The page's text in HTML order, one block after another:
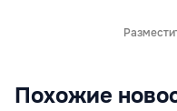
Похожие